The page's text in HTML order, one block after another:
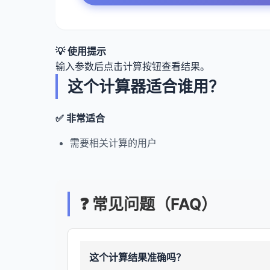
💡 使用提示
输入参数后点击计算按钮查看结果。
这个计算器适合谁用？
✅ 非常适合
需要相关计算的用户
❓ 常见问题（FAQ）
这个计算结果准确吗？